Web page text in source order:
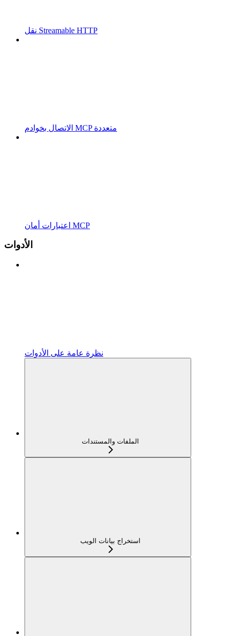
نقل Streamable HTTP
الاتصال بخوادم MCP متعددة
اعتبارات أمان MCP
الأدوات
نظرة عامة على الأدوات
الملفات والمستندات
استخراج بيانات الويب